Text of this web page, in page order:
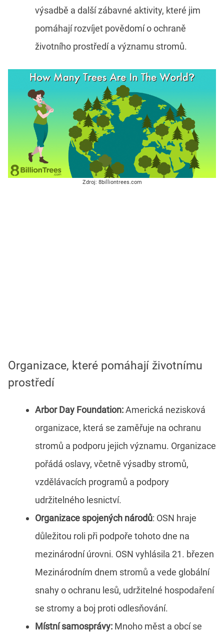
výsadbě a další zábavné aktivity, které jim
pomáhají rozvíjet povědomí o ochraně
životního prostředí a významu stromů.
Zdroj: 8billiontrees.com
Organizace, které pomáhají životnímu
prostředí
Arbor Day Foundation:Americká nezisková
organizace, která se zaměřuje na ochranu
stromů a podporu jejich významu. Organizace
pořádá oslavy, včetně výsadby stromů,
vzdělávacích programů a podpory
udržitelného lesnictví.
Organizace spojených národů: OSN hraje
důležitou roli při podpoře tohoto dne na
mezinárodní úrovni. OSN vyhlásila 21. březen
Mezinárodním dnem stromů a vede globální
snahy o ochranu lesů, udržitelné hospodaření
se stromy a boj proti odlesňování.
Místní samosprávy: Mnoho měst a obcí se